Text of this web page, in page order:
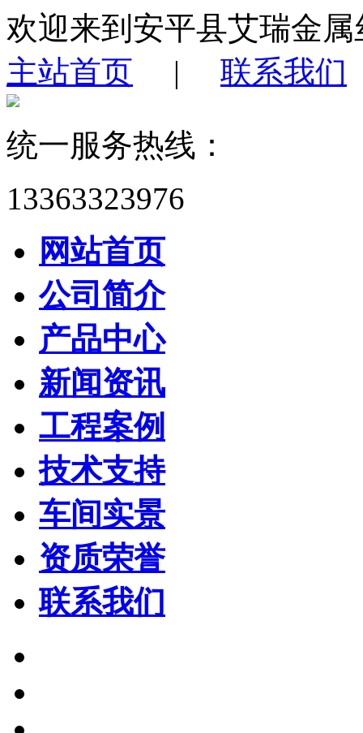
欢迎来到安平县艾瑞金
主站首页 | 联系我们
统一服务热线：
13363323976
网站首页
公司简介
产品中心
新闻资讯
工程案例
技术支持
车间实景
资质荣誉
联系我们